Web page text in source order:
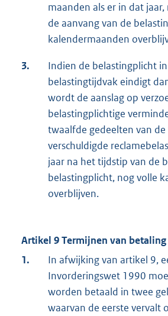
maanden als er in dat
de aanvang van de
kalendermaanden
3.
Indien de belastingplicht
belastingtijdvak eindigt
wordt de aanslag op
belastingplichtige
twaalfde gedeelten van
verschuldigde
jaar na het tijdstip van de
belastingplicht, nog volle
overblijven.
Artikel 9 Termijnen van betaling
1.
In afwijking van artikel 9,
Invorderingswet 1990
worden betaald in twee
waarvan de eerste vervalt